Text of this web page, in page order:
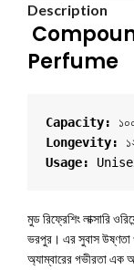
Description
Perfume
Capacity:
Longevity:
Usage:
মুড রিফ্রেশিং লাক্সারি
ভরপুর। এর সুবাস উষ্ণতা ও
অ্যাম্বারের গভীরতা এক